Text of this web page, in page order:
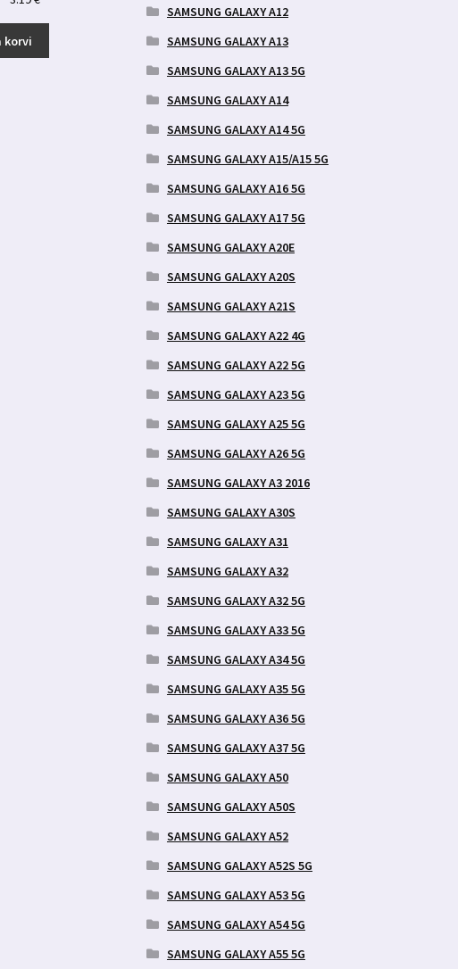
oli:
7.00 €. 3.19 €.
korvi
SAMSUNG GALAXY A12
SAMSUNG GALAXY A13
SAMSUNG GALAXY A13 5G
SAMSUNG GALAXY A14
SAMSUNG GALAXY A14 5G
SAMSUNG GALAXY A15/A15 5G
SAMSUNG GALAXY A16 5G
SAMSUNG GALAXY A17 5G
SAMSUNG GALAXY A20E
SAMSUNG GALAXY A20S
SAMSUNG GALAXY A21S
SAMSUNG GALAXY A22 4G
SAMSUNG GALAXY A22 5G
SAMSUNG GALAXY A23 5G
SAMSUNG GALAXY A25 5G
SAMSUNG GALAXY A26 5G
SAMSUNG GALAXY A3 2016
SAMSUNG GALAXY A30S
SAMSUNG GALAXY A31
SAMSUNG GALAXY A32
SAMSUNG GALAXY A32 5G
SAMSUNG GALAXY A33 5G
SAMSUNG GALAXY A34 5G
SAMSUNG GALAXY A35 5G
SAMSUNG GALAXY A36 5G
SAMSUNG GALAXY A37 5G
SAMSUNG GALAXY A50
SAMSUNG GALAXY A50S
SAMSUNG GALAXY A52
SAMSUNG GALAXY A52S 5G
SAMSUNG GALAXY A53 5G
SAMSUNG GALAXY A54 5G
SAMSUNG GALAXY A55 5G